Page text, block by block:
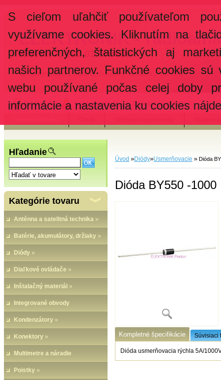
S cieľom uľahčiť používateľom
využívame cookies. Kliknutím na
preferenčných, štatistických aj
našich partnerov. Funkčné cookies sú
webu používané počas celej doby
informácie a nastavenia ku cookies
ELEKTRONIK -
Hlavná 7, 080 01 Prešov
konektory, káble, batérie, žiarovky, súčiastky, poistky, ...
Prihlásenie Nová registrácia Odstúpiť od zmluvy
Hľadanie
Kategórie tovaru
Anténna a satelitná technika »
Batérie, akumulátory, držiaky »
Diódy »
Diaľkové ovládače »
Inštalačný materiál »
Integrované obvody
Kondenzátory »
Konektory »
Multimetre a náradie
Poistky »
Úvod »Diódy»Usmerňovacie » Dióda
Dióda BY550 -1000
Kompletné špecifikácie Súvisiaci
Dióda usmerňovacia rýchla 5A/